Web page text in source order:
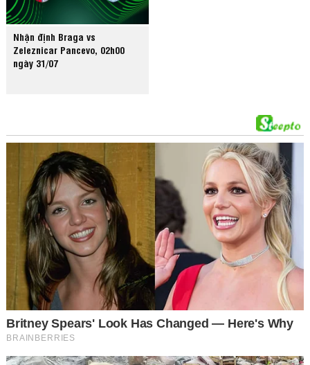
Nhận định Braga vs
Zeleznicar Pancevo, 02h00
ngày 31/07